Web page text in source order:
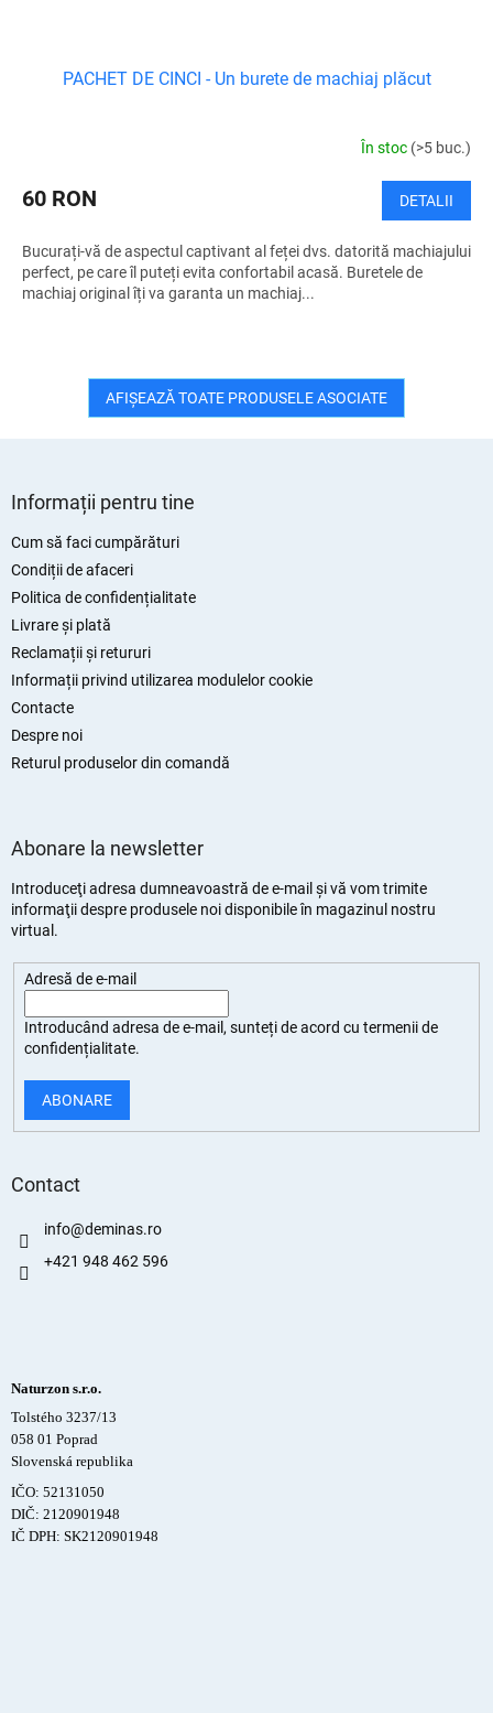
PACHET DE CINCI - Un burete de machiaj plăcut
În stoc (>5 buc.)
60 RON DETALII
Bucurați-vă de aspectul captivant al feței dvs. datorită machiajului
perfect, pe care îl puteți evita confortabil acasă. Buretele de
machiaj original îți va garanta un machiaj...
AFIŞEAZĂ TOATE PRODUSELE ASOCIATE
Informații pentru tine
Cum să faci cumpărături
Condiții de afaceri
Politica de confidențialitate
Livrare și plată
Reclamații și retururi
Informații privind utilizarea modulelor cookie
Contacte
Despre noi
Returul produselor din comandă
Abonare la newsletter
Introduceţi adresa dumneavoastră de e-mail şi vă vom trimite
informaţii despre produsele noi disponibile în magazinul nostru
virtual.
Adresă de e-mail
Introducând adresa de e-mail, sunteți deacord cu termenii de
confidențialitate.
ABONARE
Contact
info@deminas.ro
+421 948 462 596
Naturzon s.r.o.
Tolstého 3237/13
058 01 Poprad
Slovenská republika
IČO: 52131050
DIČ: 2120901948
IČ DPH: SK2120901948